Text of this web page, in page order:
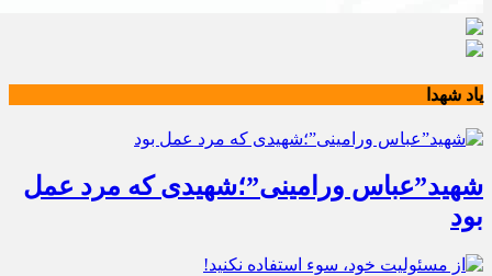
یاد شهدا
شهید”عباس ورامینی”؛شهیدی که مرد عمل
بود